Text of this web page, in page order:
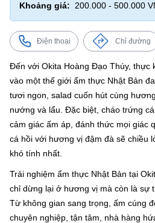
Khoảng giá:
200.000 - 500.000
Điện thoại Chỉ đường
Đến với Okita Hoàng Đạo Thúy, thực
vào một thế giới ẩm thực Nhật Bản
tươi ngon, salad cuốn hút cùng
nướng và lẩu. Đặc biệt, cháo trứng
cảm giác ấm áp, đánh thức mọi giác
cá hồi với hương vị đậm đà sẽ chiều
khó tính nhất.
Trải nghiệm ẩm thực Nhật Bản tại
chỉ dừng lại ở hương vị mà còn là sự
Từ không gian sang trọng, ấm cúng
chuyên nghiệp, tận tâm, nhà hàng